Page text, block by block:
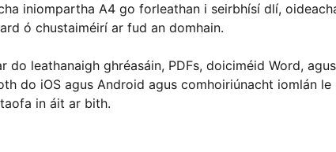
iniompartha A4 go forleathan i seirbhísí dlí,
ó chustaiméirí ar fud an domhain.
leathanaigh ghréasáin, PDFs, doiciméid Word, agus
do iOS agus Android agus comhoiriúnacht iomlán le
in áit ar bith.